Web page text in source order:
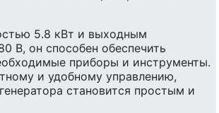
5.8 кВт и выходным
В, он способен обеспечить
приборы и инструменты.
и удобному управлению,
становится простым и